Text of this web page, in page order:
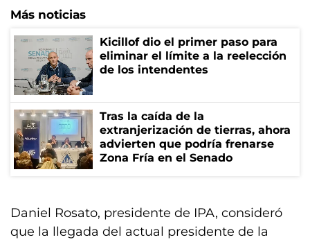
Más noticias
Kicillof dio el primer paso para
eliminar el límite a la reelección
de los intendentes
Tras la caída de la
extranjerización de tierras, ahora
advierten que podría frenarse
Zona Fría en el Senado
Daniel Rosato, presidente de IPA, consideró
que la llegada del actual presidente de la